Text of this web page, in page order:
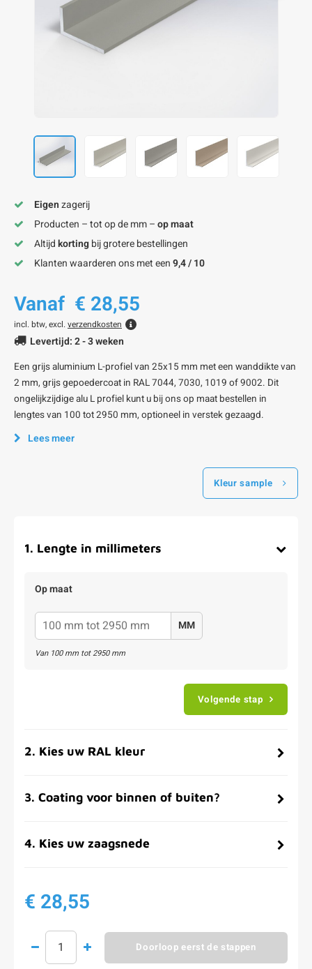
alu kokerprofielen
alu buisprofielen
alu hoeklijnen
alu L-lijnen
alu U-strips
alu platstaf profielen
Eigenzagerij
Producten – tot op de mm –op maat
Altijdkortingbij grotere bestellingen
Klanten waarderen ons met een9,4 / 10
Vanaf € 28,55
incl. btw, excl. verzendkosten
Levertijd: 2 - 3 weken
Een grijs aluminium L-profiel van 25x15 mm met een wanddikte van
2 mm, grijs gepoedercoat in RAL 7044, 7030, 1019 of 9002. Dit
ongelijkzijdige alu L profiel kunt u bij ons op maat bestellen in
lengtes van 100 tot 2950 mm, optioneel in verstek gezaagd.
Lees meer
Kleur sample
1. Lengte in millimeters
Op maat
MM
Van 100mm tot2950mm
Volgende stap
2. Kies uw RAL kleur
3. Coating voor binnen of buiten?
4. Kies uw zaagsnede
€ 28,55
Doorloop eerst de stappen